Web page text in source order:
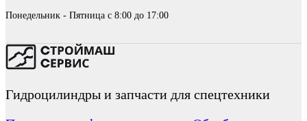
Понедельник - Пятница с 8:00 до 17:00
Гидроцилиндры и запчасти для спецтехники